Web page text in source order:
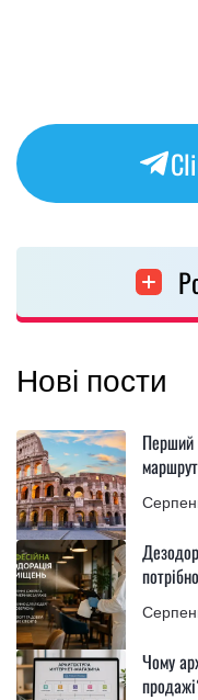
Нові пости
Перший
маршрут
Чому